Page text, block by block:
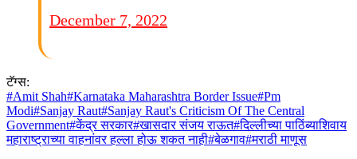
December 7, 2022
टॅग्स:
#Amit Shah#Karnataka Maharashtra Border Issue#Pm
Modi#Sanjay Raut#Sanjay Raut's Criticism Of The Central
Government#केंद्र सरकार#खासदार संजय राऊत#दिल्लीच्या पाठिंब्याशिवाय
महाराष्ट्राच्या वाहनांवर हल्ला होऊ शकत नाही#बेळगाव#मराठी माणूस